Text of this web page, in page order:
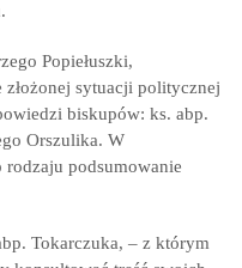
Popiełuszki,
sytuacji politycznej
biskupów: ks. abp.
Orszulika. W
rodzaju podsumowanie
Tokarczuka, – z którym